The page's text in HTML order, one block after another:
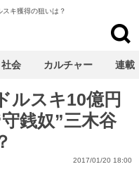
スキ獲得の狙いは？
ルスキ10億円
銭奴”三木谷
2017/01/20 18:00
社会 カルチャー 連載